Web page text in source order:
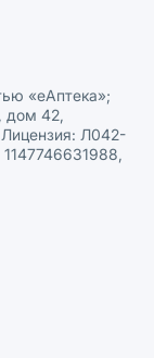
данных
«еАптека»;
дом 42,
Л042-